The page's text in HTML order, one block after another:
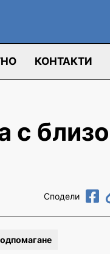
КОНТАКТИ
с близо
Сподели